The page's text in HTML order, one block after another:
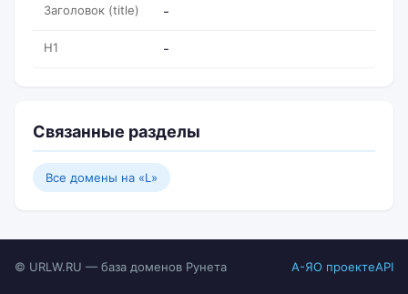
Заголовок (title) -
H1 -
Связанные разделы
Все домены на «L»
© URLW.RU — база доменов Рунета А-ЯО проектеAPI